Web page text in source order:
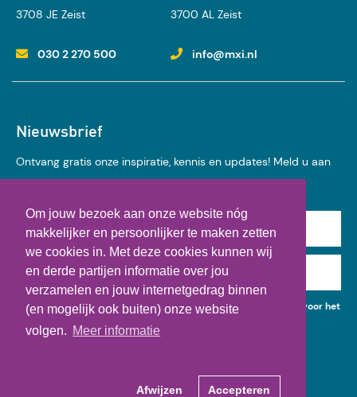
Om jouw bezoek aan onze website nóg
makkelijker en persoonlijker te maken zetten
we cookies in. Met deze cookies kunnen wij
en derde partijen informatie over jou
verzamelen en jouw internetgedrag binnen
(en mogelijk ook buiten) onze website
volgen. Meer informatie
Afwijzen Accepteren
3708 JE Zeist
3700 AL Zeist
030 2 270 500 info@mxi.nl
Nieuwsbrief
Ontvang gratis onze inspiratie, kennis en updates! Meld u aan
voor onze nieuwsbrief:
Achternaam
E-mail
Ik geef toestemming voor het gebruik van mijn gegevens voor het